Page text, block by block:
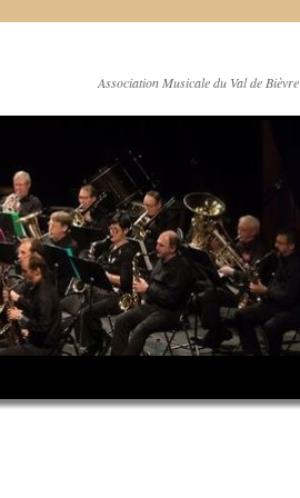
Association Musicale du Val de Bièvre